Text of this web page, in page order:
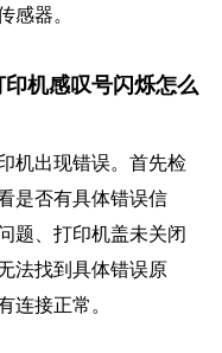
感器。
机感叹号闪烁怎么
机出现错误。首先检
是否有具体错误信
题、打印机盖未关闭
法找到具体错误原
连接正常。